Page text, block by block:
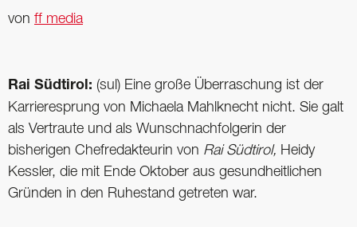
von ff media
Rai Südtirol: (sul) Eine große Überraschung ist der
Karrieresprung von Michaela Mahlknecht nicht. Sie galt
als Vertraute und als Wunschnachfolgerin der
bisherigen Chefredakteurin von Rai Südtirol, Heidy
Kessler, die mit Ende Oktober aus gesundheitlichen
Gründen in den Ruhestand getreten war.